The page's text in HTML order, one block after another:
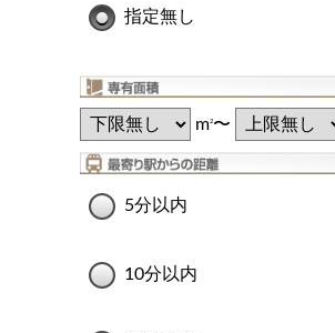
指定無し
m2〜
5分以内
10分以内